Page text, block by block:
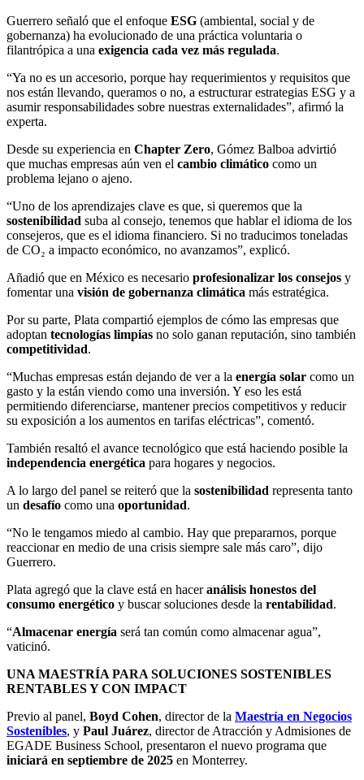
Guerrero señaló que el enfoque ESG (ambiental, social y de
gobernanza) ha evolucionado de una práctica voluntaria o
filantrópica a una exigencia cada vez más regulada.
“Ya no es un accesorio, porque hay requerimientos y requisitos que
nos están llevando, queramos o no, a estructurar estrategias ESG y a
asumir responsabilidades sobre nuestras externalidades”, afirmó la
experta.
Desde su experiencia en Chapter Zero, Gómez Balboa advirtió
que muchas empresas aún ven el cambio climático como un
problema lejano o ajeno.
“Uno de los aprendizajes clave es que, si queremos que la
sostenibilidad suba al consejo, tenemos que hablar el idioma de los
consejeros, que es el idioma financiero. Si no traducimos toneladas
de CO₂ a impacto económico, no avanzamos”, explicó.
Añadió que en México es necesario profesionalizar los consejos y
fomentar una visión de gobernanza climática más estratégica.
Por su parte, Plata compartió ejemplos de cómo las empresas que
adoptan tecnologías limpias no solo ganan reputación, sino también
competitividad.
“Muchas empresas están dejando de ver a la energía solar como un
gasto y la están viendo como una inversión. Y eso les está
permitiendo diferenciarse, mantener precios competitivos y reducir
su exposición a los aumentos en tarifas eléctricas”, comentó.
También resaltó el avance tecnológico que está haciendo posible la
independencia energética para hogares y negocios.
A lo largo del panel se reiteró que la sostenibilidad representa tanto
un desafío como una oportunidad.
“No le tengamos miedo al cambio. Hay que prepararnos, porque
reaccionar en medio de una crisis siempre sale más caro”, dijo
Guerrero.
Plata agregó que la clave está en haceranálisis honestos del
consumo energético y buscar soluciones desde la rentabilidad.
“Almacenar energía será tan común como almacenar agua”,
vaticinó.
UNA MAESTRÍA PARA SOLUCIONES SOSTENIBLES
RENTABLES Y CON IMPACT
Previo al panel, Boyd Cohen, director de la Maestría en Negocios
Sostenibles, y Paul Juárez, director de Atracción y Admisiones de
EGADE Business School, presentaron el nuevo programa que
iniciará en septiembre de 2025 en Monterrey.